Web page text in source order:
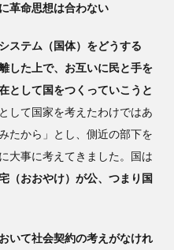
革命思想は合わない
ステム（国体）をどうする
した上で、お互いに民と手を
として国をつくっていこうと
して国家を考えたわけではあ
たから」とし、側近の部下を
大事に考えてきました。国は
（おおやけ）が公、つまり国
いて社会契約の考えがなけれ